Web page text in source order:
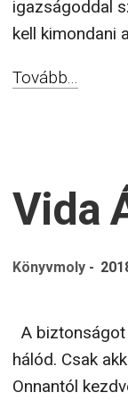
igazságoddal
kell kimondani
Tovább...
Vida
Könyvmoly -
A
hálód. Csak
Onnantól